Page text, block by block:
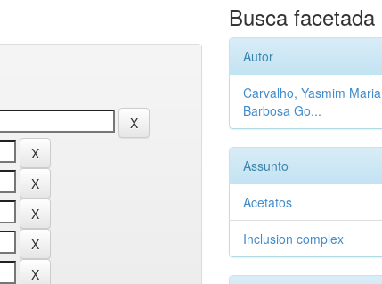
Busca facetada
Autor
Carvalho, Yasmim Maria
Barbosa Go...
Assunto
Acetatos
Inclusion complex